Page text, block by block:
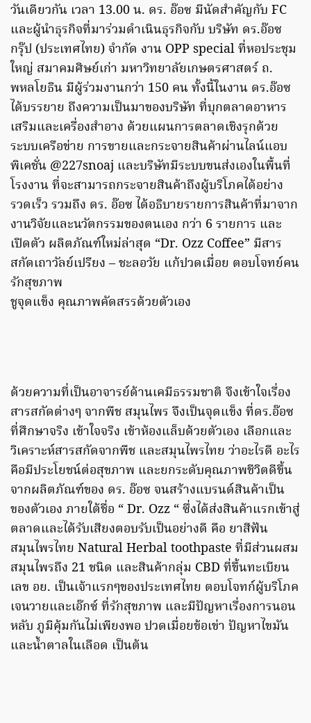
วันเดียวกัน เวลา 13.00 น. ดร. อ๊อซ มีนัดสำคัญกับ FC
และผู้นำธุรกิจที่มาร่วมดำเนินธุรกิจกับ บริษัท ดร.อ๊อซ
กรุ๊ป (ประเทศไทย) จำกัด งาน OPP special ที่หอประชุม
ใหญ่ สมาคมศิษย์เก่า มหาวิทยาลัยเกษตรศาสตร์ ถ.
พหลโยธิน มีผู้ร่วมงานกว่า 150 คน ทั้งนี้ในงาน ดร.อ๊อซ
ได้บรรยาย ถึงความเป็นมาของบริษัท ที่บุกตลาดอาหาร
เสริมและเครื่องสำอาง ด้วยแผนการตลาดเชิงรุกด้วย
ระบบเครือข่าย การขายและกระจายสินค้าผ่านไลน์แอบ
พิเคชั่น @227snoaj และบริษัทมีระบบขนส่งเองในพื้นที่
โรงงาน ที่จะสามารถกระจายสินค้าถึงผู้บริโภคได้อย่าง
รวดเร็ว รวมถึง ดร. อ๊อซ ได้อธิบายรายการสินค้าที่มาจาก
งานวิจัยและนวัตกรรมของตนเอง กว่า 6 รายการ และ
เปิดตัว ผลิตภัณฑ์ใหม่ล่าสุด “Dr. Ozz Coffee” มีสาร
สกัดเถาวัลย์เปรียง – ชะลอวัย แก้ปวดเมื่อย ตอบโจทย์คน
รักสุขภาพ
ชูจุดแข็ง คุณภาพคัดสรรด้วยตัวเอง
ด้วยความที่เป็นอาจารย์ด้านเคมีธรรมชาติ จึงเข้าใจเรื่อง
สารสกัดต่างๆ จากพืช สมุนไพร จึงเป็นจุดแข็ง ที่ดร.อ๊อซ
ที่ศึกษาจริง เข้าใจจริง เข้าห้องแล็บด้วยตัวเอง เลือกและ
วิเคราะห์สารสกัดจากพืช และสมุนไพรไทย ว่าอะไรดี อะไร
คือมีประโยชน์ต่อสุขภาพ และยกระดับคุณภาพชีวิตดีขึ้น
จากผลิตภัณฑ์ของ ดร. อ๊อซ จนสร้างแบรนด์สินค้าเป็น
ของตัวเอง ภายใต้ชื่อ “ Dr. Ozz “ ซึ่งได้ส่งสินค้าแรกเข้าสู่
ตลาดและได้รับเสียงตอบรับเป็นอย่างดี คือ ยาสีฟัน
สมุนไพรไทย Natural Herbal toothpaste ที่มีส่วนผสม
สมุนไพรถึง 21 ชนิด และสินค้ากลุ่ม CBD ที่ขึ้นทะเบียน
เลข อย. เป็นเจ้าแรกๆของประเทศไทย ตอบโจทก์ผู้บริโภค
เจนวายและเอ๊กซ์ ที่รักสุขภาพ และมีปัญหาเรื่องการนอน
หลับ ภูมิคุ้มกันไม่เพียงพอ ปวดเมื่อยข้อเข่า ปัญหาไขมัน
และน้ำตาลในเลือด เป็นต้น